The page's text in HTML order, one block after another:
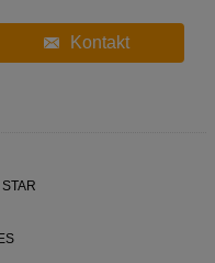
Kontakt